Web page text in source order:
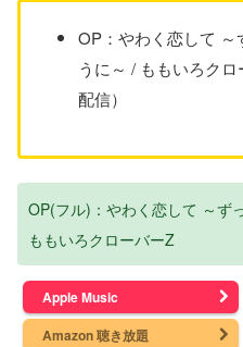
OP：やわく恋して ～
うに～ / ももいろクロ
配信）
OP(フル)：やわく恋して ～ず
ももいろクローバーZ
Apple Music
Amazon 聴き放題